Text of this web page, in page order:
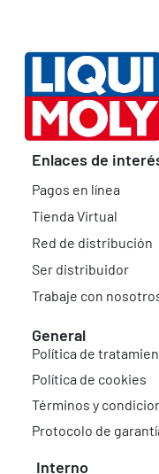
Enlaces de
Pagos en línea
Tienda Virtual
Red de distribución
Ser distribuidor
Trabaje con
General
Política de
Política de cookies
Términos y
Protocolo de
Interno